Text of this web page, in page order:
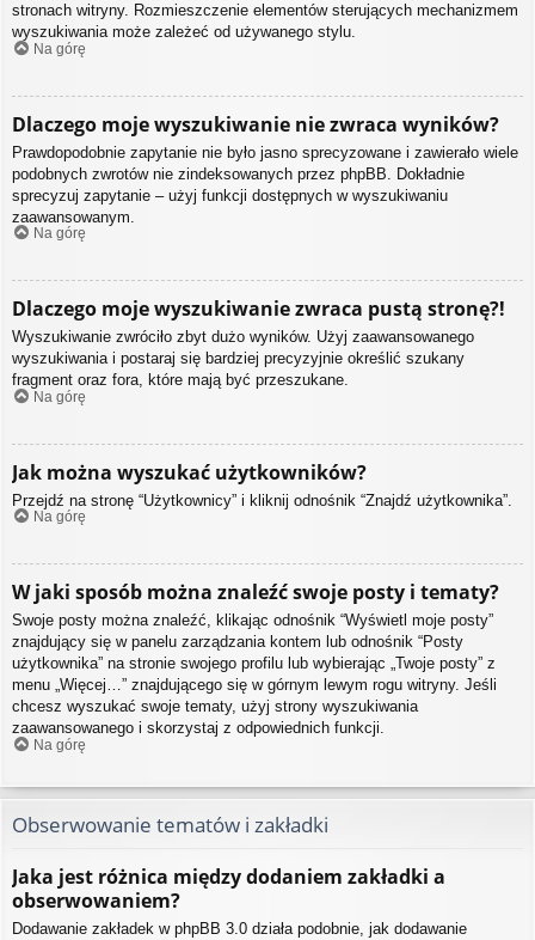
stronach witryny. Rozmieszczenie elementów sterujących mechanizmem
wyszukiwania może zależeć od używanego stylu.
Na górę
Dlaczego moje wyszukiwanie nie zwraca wyników?
Prawdopodobnie zapytanie nie było jasno sprecyzowane i zawierało wiele
podobnych zwrotów nie zindeksowanych przez phpBB. Dokładnie
sprecyzuj zapytanie – użyj funkcji dostępnych w wyszukiwaniu
zaawansowanym.
Na górę
Dlaczego moje wyszukiwanie zwraca pustą stronę?!
Wyszukiwanie zwróciło zbyt dużo wyników. Użyj zaawansowanego
wyszukiwania i postaraj się bardziej precyzyjnie określić szukany
fragment oraz fora, które mają być przeszukane.
Na górę
Jak można wyszukać użytkowników?
Przejdź na stronę “Użytkownicy” i kliknij odnośnik “Znajdź użytkownika”.
Na górę
W jaki sposób można znaleźć swoje posty i tematy?
Swoje posty można znaleźć, klikając odnośnik “Wyświetl moje posty”
znajdujący się w panelu zarządzania kontem lub odnośnik “Posty
użytkownika” na stronie swojego profilu lub wybierając „Twoje posty” z
menu „Więcej…” znajdującego się w górnym lewym rogu witryny. Jeśli
chcesz wyszukać swoje tematy, użyj strony wyszukiwania
zaawansowanego i skorzystaj z odpowiednich funkcji.
Na górę
Obserwowanie tematów i zakładki
Jaka jest różnica między dodaniem zakładki a
obserwowaniem?
Dodawanie zakładek w phpBB 3.0 działa podobnie, jak dodawanie